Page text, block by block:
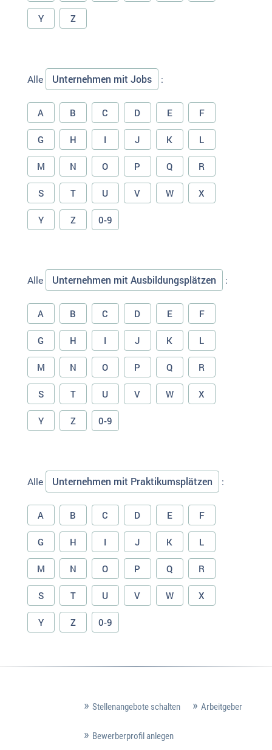
Y Z
Alle Unternehmen mit Jobs :
A B C D E F
G H I J K L
M N O P Q R
S T U V W X
Y Z 0-9
Alle Unternehmen mit Ausbildungsplätzen :
A B C D E F
G H I J K L
M N O P Q R
S T U V W X
Y Z 0-9
Alle Unternehmen mit Praktikumsplätzen :
A B C D E F
G H I J K L
M N O P Q R
S T U V W X
Y Z 0-9
Stellenangebote schalten Arbeitgeber
Bewerberprofil anlegen